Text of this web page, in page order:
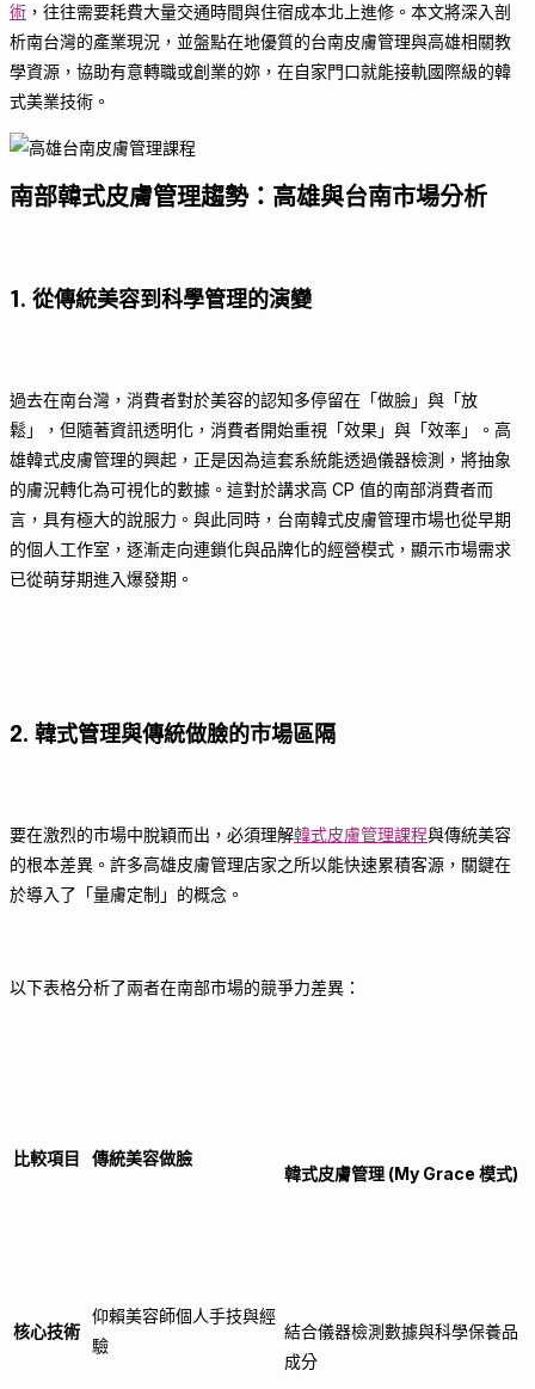
術 ，往往需要耗費大量交通時間與住宿成本北上進修。本文將深入剖
析南台灣的產業現況，並盤點在地優質的台南皮膚管理與高雄相關教
學資源，協助有意轉職或創業的妳，在自家門口就能接軌國際級的韓
式美業技術。
南部韓式皮膚管理趨勢：高雄與台南市場分析
1. 從傳統美容到科學管理的演變
過去在南台灣，消費者對於美容的認知多停留在「做臉」與「放
鬆」，但隨著資訊透明化，消費者開始重視「效果」與「效率」。高
雄韓式皮膚管理的興起，正是因為這套系統能透過儀器檢測，將抽象
的膚況轉化為可視化的數據。這對於講求高 CP 值的南部消費者而
言，具有極大的說服力。與此同時，台南韓式皮膚管理市場也從早期
的個人工作室，逐漸走向連鎖化與品牌化的經營模式，顯示市場需求
已從萌芽期進入爆發期。
2. 韓式管理與傳統做臉的市場區隔
要在激烈的市場中脫穎而出，必須理解韓式皮膚管理課程與傳統美容
的根本差異。許多高雄皮膚管理店家之所以能快速累積客源，關鍵在
於導入了「量膚定制」的概念。
以下表格分析了兩者在南部市場的競爭力差異：
比較項目 傳統美容做臉
韓式皮膚管理 (My Grace 模式)
核心技術
仰賴美容師個人手技與經
驗
結合儀器檢測數據與科學保養品
成分